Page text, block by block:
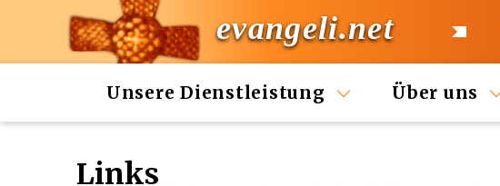
evangeli.net
Unsere Dienstleistung Über uns
Links